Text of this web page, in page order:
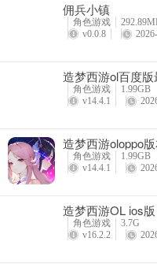
你说闻不出来？唔，鼻子不灵
我是佩拉格娅？谢尔盖耶夫
对情报进行研究、记录、分
是长官的事。
手机壳？咳…这与工作无关。
佣兵小镇
角色游戏
v0.0.8
造梦西游ol百度版
角色游戏
1.99GB
v14.4.1
造梦西游oloppo
角色游戏
1.99GB
v14.4.1
造梦西游OL ios版
角色游戏
3.7G
v16.2.2